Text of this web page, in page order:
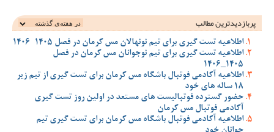
پربازدیدترین‌ مطالب
اطلاعیه تست گیری برای تیم نونهالان مس کرمان در فصل 1405-1406
اطلاعیه تست گیری برای تیم نوجوانان مس کرمان در فصل
1405_1406
اطلاعیه آکادمی فوتبال باشگاه مس کرمان برای تست گیری از تیم زیر
18 ساله های خود
حضور گسترده فوتبالیست های مستعد در اولین روز تست گیری
آکادمی فوتبال مس کرمان
اطلاعیه آکادمی فوتبال باشگاه مس کرمان برای تست گیری تیم